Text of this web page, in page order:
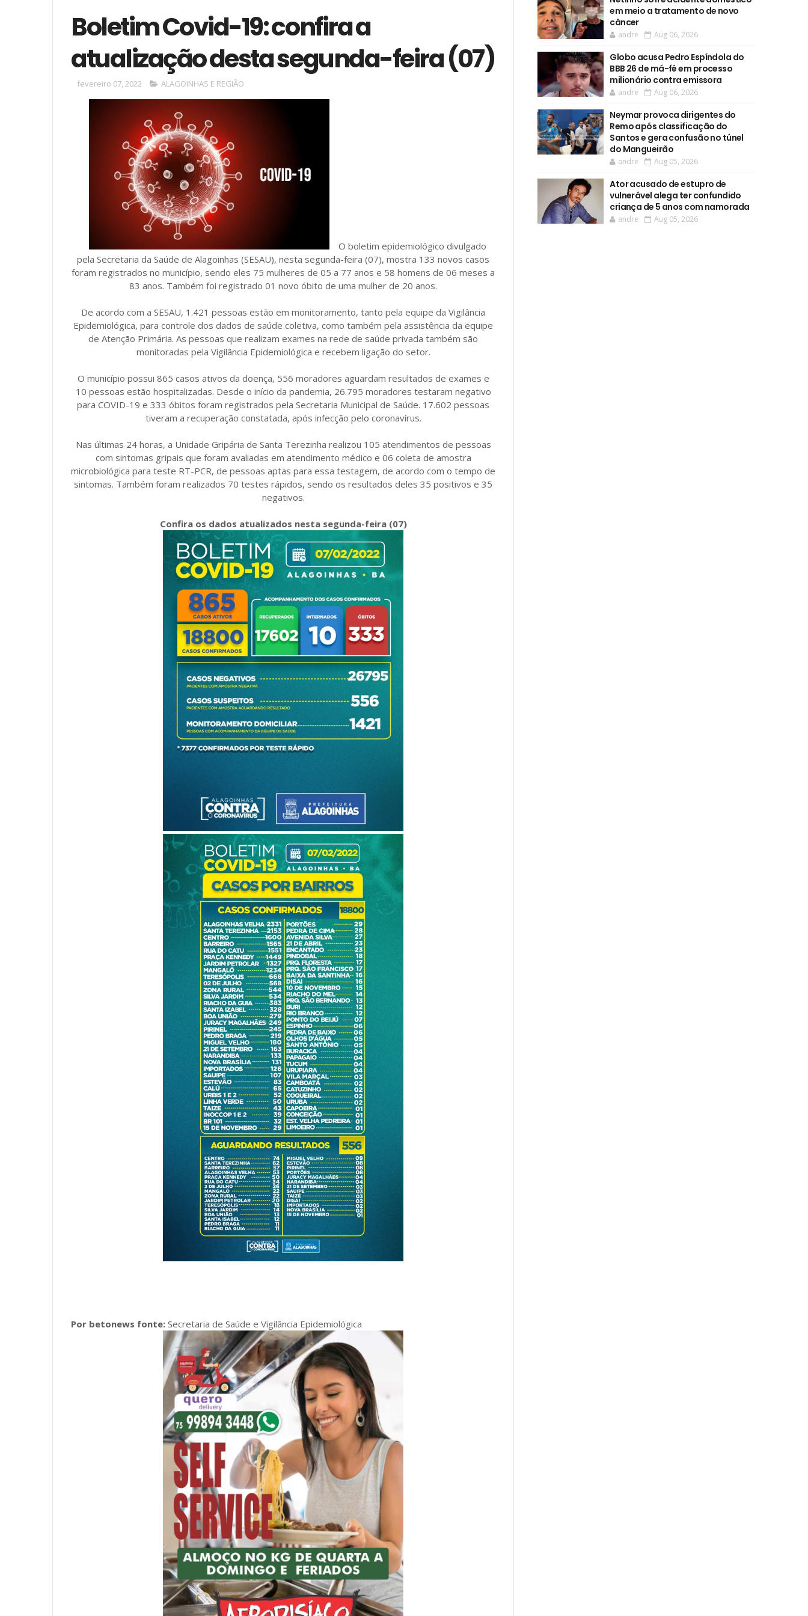
Boletim Covid-19: confira a
atualização desta segunda-feira (07)
fevereiro 07, 2022 ALAGOINHAS E REGIÃO
O boletim epidemiológico divulgado
pela Secretaria da Saúde de Alagoinhas (SESAU), nesta segunda-feira (07), mostra 133 novos casos
foram registrados no município, sendo eles 75 mulheres de 05 a 77 anos e 58 homens de 06 meses a
83 anos. Também foi registrado 01 novo óbito de uma mulher de 20 anos.
De acordo com a SESAU, 1.421 pessoas estão em monitoramento, tanto pela equipe da Vigilância
Epidemiológica, para controle dos dados de saúde coletiva, como também pela assistência da equipe
de Atenção Primária. As pessoas que realizam exames na rede de saúde privada também são
monitoradas pela Vigilância Epidemiológica e recebem ligação do setor.
O município possui 865 casos ativos da doença, 556 moradores aguardam resultados de exames e
10 pessoas estão hospitalizadas. Desde o início da pandemia, 26.795 moradores testaram negativo
para COVID-19 e 333 óbitos foram registrados pela Secretaria Municipal de Saúde. 17.602 pessoas
tiveram a recuperação constatada, após infecção pelo coronavírus.
Nas últimas 24 horas, a Unidade Gripária de Santa Terezinha realizou 105 atendimentos de pessoas
com sintomas gripais que foram avaliadas em atendimento médico e 06 coleta de amostra
microbiológica para teste RT-PCR, de pessoas aptas para essa testagem, de acordo com o tempo de
sintomas. Também foram realizados 70 testes rápidos, sendo os resultados deles 35 positivos e 35
negativos.
Confira os dados atualizados nesta segunda-feira (07)
Por betonews fonte: Secretaria de Saúde e Vigilância Epidemiológica
em meio a tratamento de novo
câncer
andre Aug 06, 2026
Globo acusa Pedro Espíndola do
BBB 26 de má-fé em processo
milionário contra emissora
andre Aug 06, 2026
Neymar provoca dirigentes do
Remo após classificação do
Santos e gera confusão no túnel
do Mangueirão
andre Aug 05, 2026
Ator acusado de estupro de
vulnerável alega ter confundido
criança de 5 anos com namorada
andre Aug 05, 2026